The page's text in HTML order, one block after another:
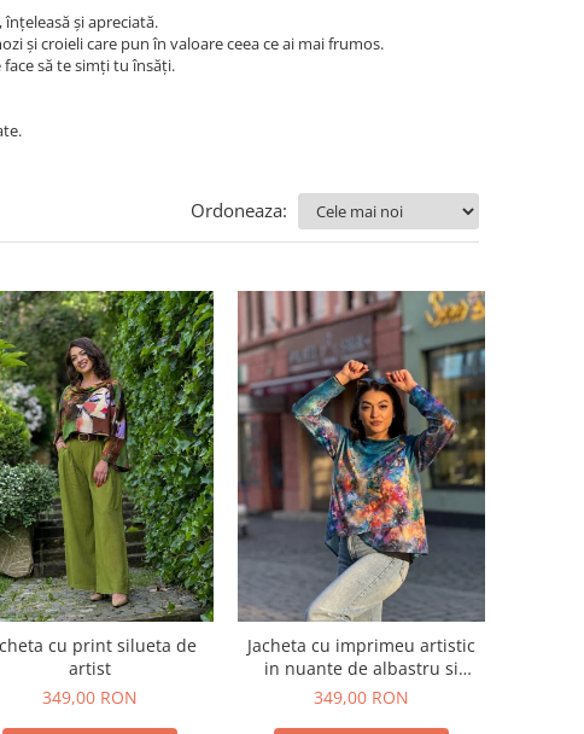
înțeleasă și apreciată.
și croieli care pun în valoare ceea ce ai mai frumos.
face să te simți tu însăți.
Ordoneaza:
cu print silueta de
artist
349,00 RON
Jacheta cu imprimeu artistic
in nuante de albastru si
multicolor
349,00 RON